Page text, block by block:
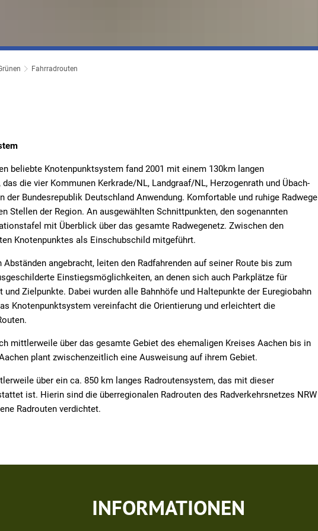
Fahrradrouten
beliebte Knotenpunktsystem fand 2001 mit einem 130km langen
die vier Kommunen Kerkrade/NL, Landgraaf/NL, Herzogenrath und Übach-
der Bundesrepublik Deutschland Anwendung. Komfortable und ruhige Radwege
Stellen der Region. An ausgewählten Schnittpunkten, den sogenannten
mit Überblick über das gesamte Radwegenetz. Zwischen den
Knotenpunktes als Einschubschild mitgeführt.
angebracht, leiten den Radfahrenden auf seiner Route bis zum
Einstiegsmöglichkeiten, an denen sich auch Parkplätze für
und Zielpunkte. Dabei wurden alle Bahnhöfe und Haltepunkte der Euregiobahn
Knotenpunktsystem vereinfacht die Orientierung und erleichtert die
mittlerweile über das gesamte Gebiet des ehemaligen Kreises Aachen bis in
plant zwischenzeitlich eine Ausweisung auf ihrem Gebiet.
über ein ca. 850 km langes Radroutensystem, das mit dieser
ist. Hierin sind die überregionalen Radrouten des Radverkehrsnetzes NRW
Radrouten verdichtet.
INFORMATIONEN